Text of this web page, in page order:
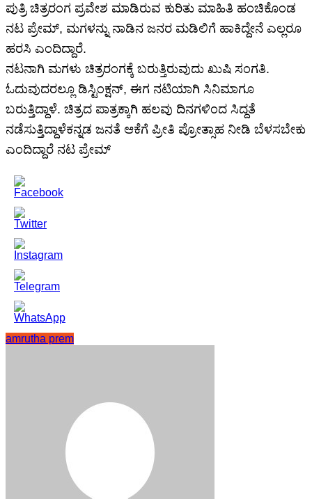
ಪುತ್ರಿ ಚಿತ್ರರಂಗ ಪ್ರವೇಶ ಮಾಡಿರುವ ಕುರಿತು ಮಾಹಿತಿ ಹಂಚಿಕೊಂಡ
ನಟ ಪ್ರೇಮ್, ಮಗಳನ್ನು ನಾಡಿನ ಜನರ ಮಡಿಲಿಗೆ ಹಾಕಿದ್ದೇನೆ ಎಲ್ಲರೂ
ಹರಸಿ ಎಂದಿದ್ದಾರೆ.
ನಟನಾಗಿ ಮಗಳು ಚಿತ್ರರಂಗಕ್ಕೆ ಬರುತ್ತಿರುವುದು ಖುಷಿ ಸಂಗತಿ.
ಓದುವುದರಲ್ಲೂ ಡಿಸ್ಟಿಂಕ್ಷನ್, ಈಗ ನಟಿಯಾಗಿ ಸಿನಿಮಾಗೂ
ಬರುತ್ತಿದ್ದಾಳೆ. ಚಿತ್ರದ ಪಾತ್ರಕ್ಕಾಗಿ ಹಲವು ದಿನಗಳಿಂದ ಸಿದ್ದತೆ
ನಡೆಸುತ್ತಿದ್ದಾಳೆಕನ್ನಡ ಜನತೆ ಆಕೆಗೆ ಪ್ರೀತಿ ಪ್ರೋತ್ಸಾಹ ನೀಡಿ ಬೆಳಸಬೇಕು
ಎಂದಿದ್ದಾರೆ ನಟ ಪ್ರೇಮ್
amrutha prem